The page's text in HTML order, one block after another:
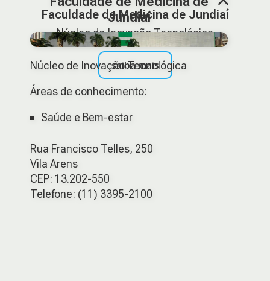
Faculdade de Medicina de Jundiaí
Núcleo de Inovação Tecnológica
saiba mais
Jundiaí
Núcleo de Inovação Tecnológica
Áreas de conhecimento:
Saúde e Bem-estar
Rua Francisco Telles, 250
Vila Arens
CEP: 13.202-550
Telefone: (11) 3395-2100